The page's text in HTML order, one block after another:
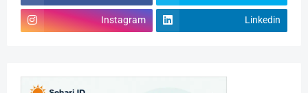
Instagram Linkedin